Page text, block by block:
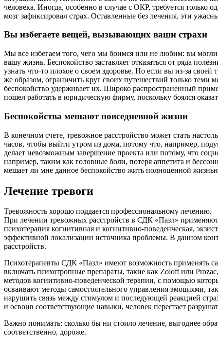
человека. Иногда, особенно в случае с ОКР, требуется
мозг зафиксировал страх. Оставленные без лечения, эти
Вы избегаете вещей, вызывающих ваши страхи
Мы все избегаем того, чего мы боимся или не любим: вы
вашу жизнь. Беспокойство заставляет отказаться от ряда
узнать что-то плохое о своем здоровье. Но если вы из-за
же образом, ограничить круг своих путешествий только теми
беспокойство удерживает их. Широко распространенный
пошел работать в юридическую фирму, поскольку боялся
Беспокойства мешают повседневной жизни
В конечном счете, тревожное расстройство может стать
часов, чтобы выйти утром из дома, потому что, например,
делает невозможным завершение проекта или потому, что
например, таким как головные боли, потеря аппетита и
мешает ли мне данное беспокойство жить полноценной
Лечение тревоги
Тревожность хорошо поддается профессиональному лечению.
При лечении тревожных расстройств в СДК «Пазл»
психотерапия когнитивная и когнитивно-поведенческая,
эффективной локализации источника проблемы. В данном
расстройств.
Психотерапевты СДК «Пазл» имеют возможность применять
включать психотропные препараты, такие как Zoloft или
методов когнитивно-поведенческой терапии, с помощью
осваивают методы самостоятельного управления эмоциями,
нарушить связь между стимулом и последующей реакцией
и освоив соответствующие навыки, человек перестает
Важно понимать: сколько бы ни стоило лечение, выгоднее
соответственно, дороже.